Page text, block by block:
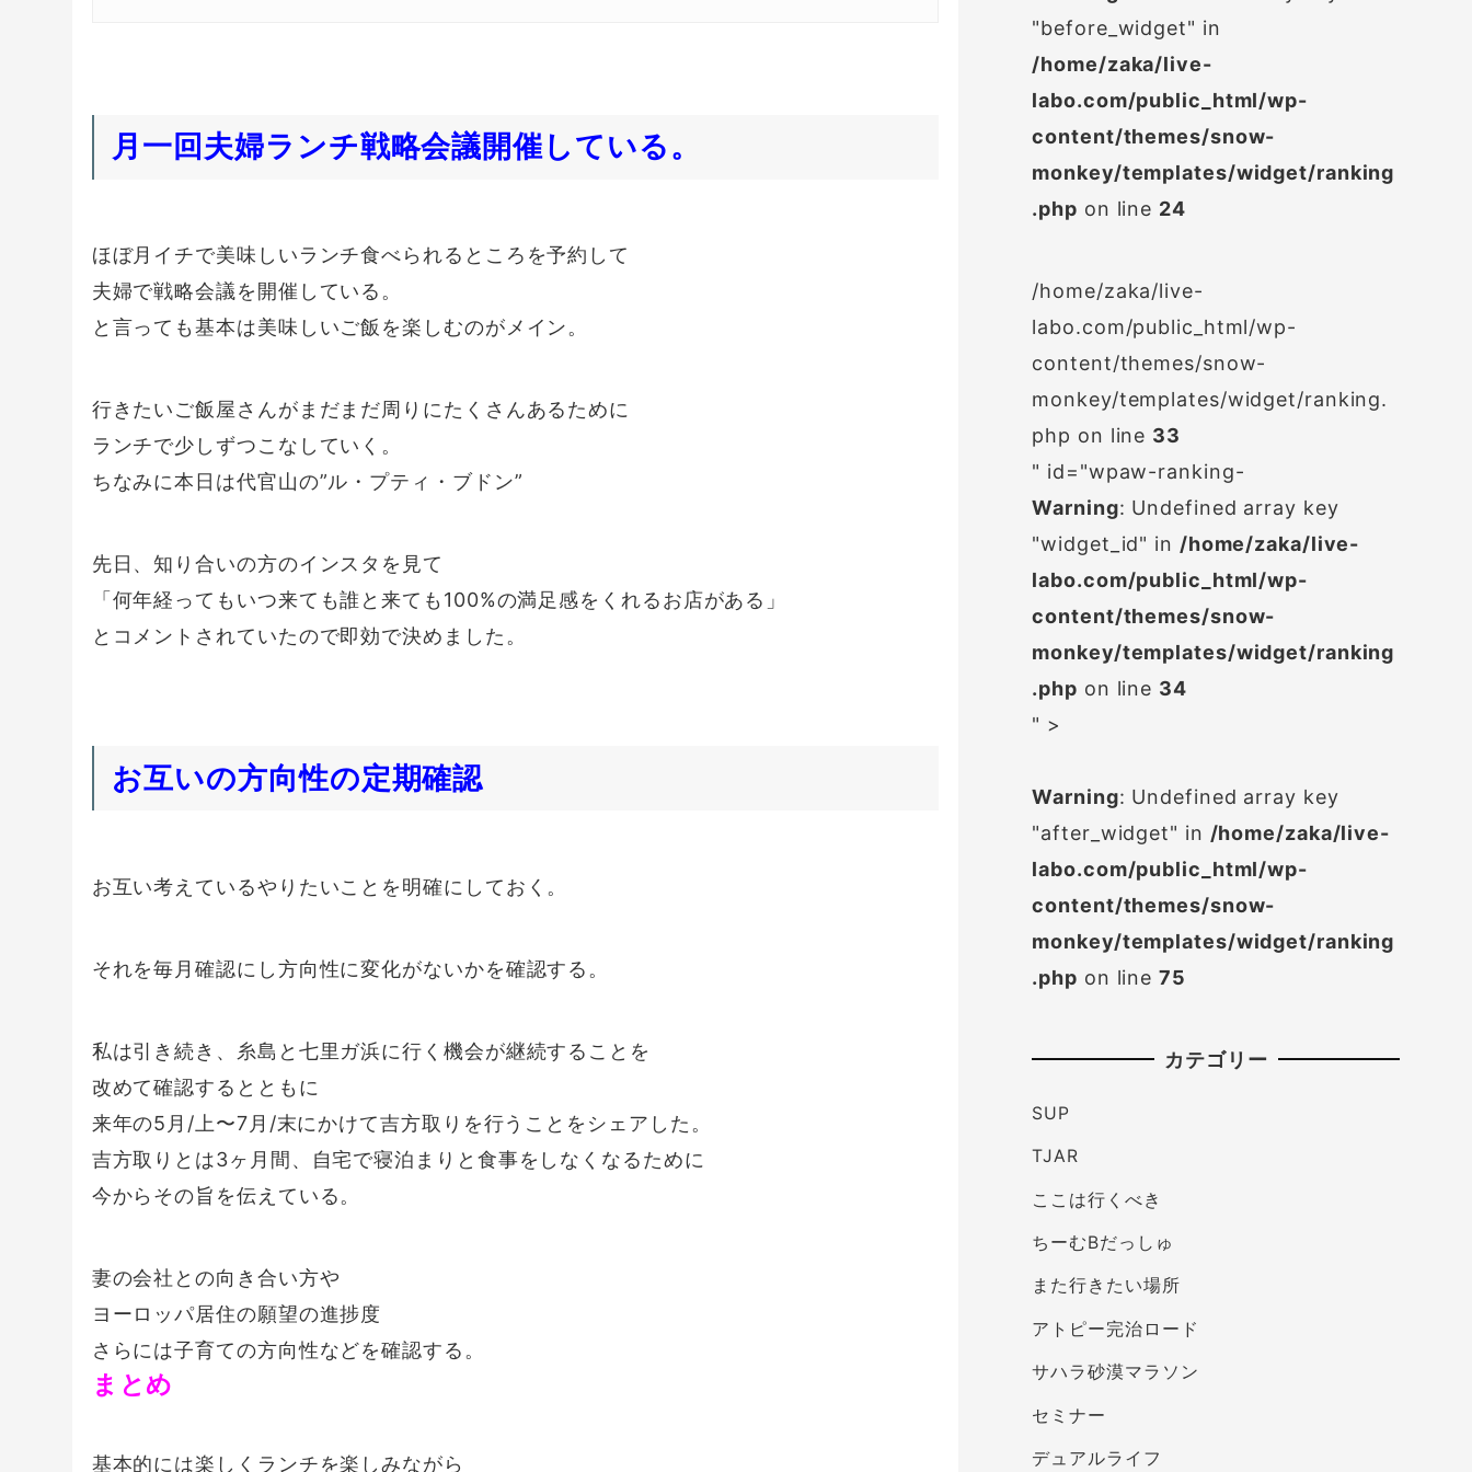
月一回夫婦ランチ戦略会議開催している。
ほぼ月イチで美味しいランチ食べられるところを予約して
夫婦で戦略会議を開催している。
と言っても基本は美味しいご飯を楽しむのがメイン。
行きたいご飯屋さんがまだまだ周りにたくさんあるために
ランチで少しずつこなしていく。
ちなみに本日は代官山の”ル・プティ・ブドン”
先日、知り合いの方のインスタを見て
「何年経ってもいつ来ても誰と来ても100%の満足感をくれるお店がある」
とコメントされていたので即効で決めました。
お互いの方向性の定期確認
お互い考えているやりたいことを明確にしておく。
それを毎月確認にし方向性に変化がないかを確認する。
私は引き続き、糸島と七里ガ浜に行く機会が継続することを
改めて確認するとともに
来年の5月/上〜7月/末にかけて吉方取りを行うことをシェアした。
吉方取りとは3ヶ月間、自宅で寝泊まりと食事をしなくなるために
今からその旨を伝えている。
妻の会社との向き合い方や
ヨーロッパ居住の願望の進捗度
さらには子育ての方向性などを確認する。
まとめ
基本的には楽しくランチを楽しみながら
"before_widget" in
/home/zaka/live-
labo.com/public_html/wp-
content/themes/snow-
monkey/templates/widget/ranking
.php on line 24
/home/zaka/live-
labo.com/public_html/wp-
content/themes/snow-
monkey/templates/widget/ranking.
php on line 33
" id="wpaw-ranking-
Warning: Undefined array key
"widget_id" in /home/zaka/live-
labo.com/public_html/wp-
content/themes/snow-
monkey/templates/widget/ranking
.php on line 34
" >
Warning: Undefined array key
"after_widget" in /home/zaka/live-
labo.com/public_html/wp-
content/themes/snow-
monkey/templates/widget/ranking
.php on line75
カテゴリー
SUP
TJAR
ここは行くべき
ちーむBだっしゅ
また行きたい場所
アトピー完治ロード
サハラ砂漠マラソン
セミナー
デュアルライフ